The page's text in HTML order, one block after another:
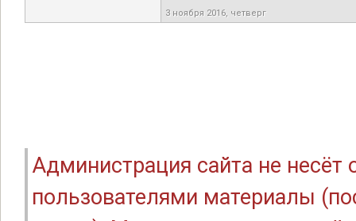
3 ноября 2016, четверг
Администрация сайта не
пользователями материалы